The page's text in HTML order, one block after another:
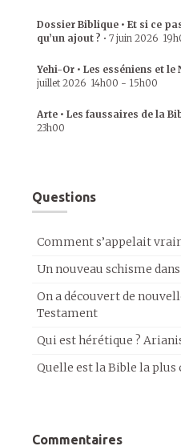
Dossier Biblique • Et si ce
qu’un ajout ? • 7 juin 2026
Yehi-Or • Les esséniens et
juillet 2026 14h00 - 15h00
Arte • Les faussaires de la
23h00
Questions
Comment s’appelait
Un nouveau schisme
On a découvert de
Testament
Qui est hérétique ?
Quelle est la Bible la plus
Commentaires